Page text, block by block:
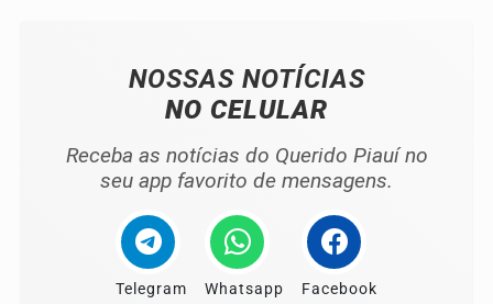
NOSSAS NOTÍCIAS
NO CELULAR
Receba as notícias do Querido Piauí no
seu app favorito de mensagens.
Telegram Whatsapp Facebook